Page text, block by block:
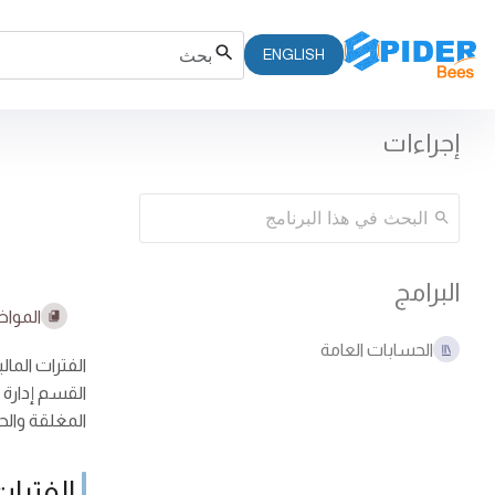
ENGLISH
البرامج
الحسابات العامة
الفترات
القسم
المغلقة
إجراءات